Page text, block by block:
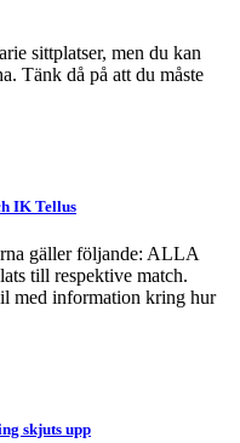
sittplatser, men du kan
Tänk då på att du måste
IK Tellus
gäller följande: ALLA
till respektive match.
med information kring hur
skjuts upp